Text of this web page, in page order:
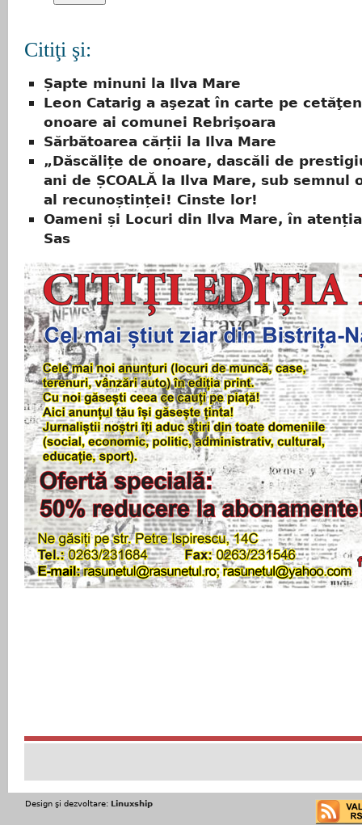
Citiţi şi:
Șapte minuni la Ilva Mare
Leon Catarig a aşezat în carte pe
onoare ai comunei Rebrişoara
Sărbătoarea cărții la Ilva Mare
„Dăscălițe de onoare, dascăli de
ani de ȘCOALĂ la Ilva Mare, sub semnul
al recunoștinței! Cinste lor!
Oameni și Locuri din Ilva Mare, în
Sas
Design şi dezvoltare: Linuxship